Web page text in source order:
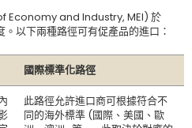
Economy and Industry, MEI) 於
以下兩種路徑可有促產品的進口：
國際標準化路徑
此路徑允許進口商可根據符合不
同的海外標準 (國際、美國、歐